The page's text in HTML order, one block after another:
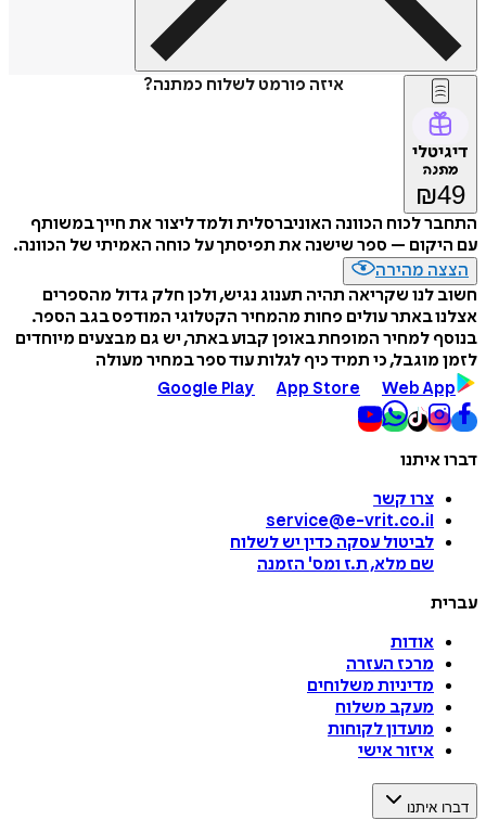
איזה פורמט לשלוח כמתנה?
דיגיטלי
מתנה
₪49
התחבר לכוח הכוונה האוניברסלית ולמד ליצור את חייך במשותף
עם היקום – ספר שישנה את תפיסתך על כוחה האמיתי של הכוונה.
הצצה מהירה
חשוב לנו שקריאה תהיה תענוג נגיש, ולכן חלק גדול מהספרים
אצלנו באתר עולים פחות מהמחיר הקטלוגי המודפס בגב הספר.
בנוסף למחיר המופחת באופן קבוע באתר, יש גם מבצעים מיוחדים
לזמן מוגבל, כי תמיד כיף לגלות עוד ספר במחיר מעולה
Google Play
App Store Web App
דברו איתנו
צרו קשר
service@e-vrit.co.il
לביטול עסקה כדין יש לשלוח
שם מלא, ת.ז ומס' הזמנה
עברית
אודות
מרכז העזרה
מדיניות משלוחים
מעקב משלוח
מועדון לקוחות
איזור אישי
דברו איתנו